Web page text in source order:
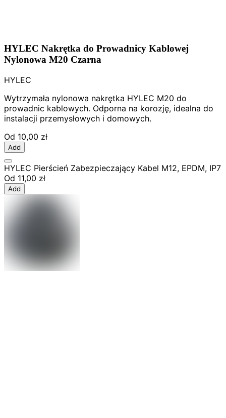
HYLEC Nakrętka do Prowadnicy Kablowej
Nylonowa M20 Czarna
HYLEC
Wytrzymała nylonowa nakrętka HYLEC M20 do
prowadnic kablowych. Odporna na korozję, idealna do
instalacji przemysłowych i domowych.
Od 10,00 zł
Add
HYLEC Pierścień Zabezpieczający Kabel M12, EPDM, IP7
Od 11,00 zł
Add